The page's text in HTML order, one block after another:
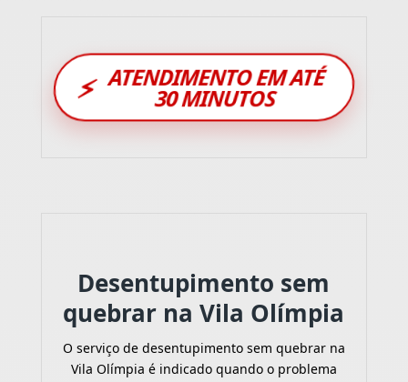
⚡ ATENDIMENTO EM ATÉ
30 MINUTOS
Desentupimento sem
quebrar na Vila Olímpia
O serviço de desentupimento sem quebrar na
Vila Olímpia é indicado quando o problema